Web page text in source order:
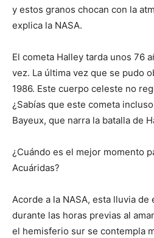
y estos granos chocan con la
explica la NASA.
El cometa Halley tarda unos 76
vez. La última vez que se pudo
1986. Este cuerpo celeste no
¿Sabías que este cometa
Bayeux, que narra la batalla de
¿Cuándo es el mejor momento
Acuáridas?
Acorde a la NASA, esta lluvia
durante las horas previas al
el hemisferio sur se contempla